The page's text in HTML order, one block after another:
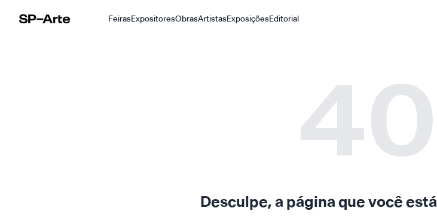
SP–Arte FeirasExpositoresObrasArtistasExposiçõesEditorial
Desculpe, a página que você